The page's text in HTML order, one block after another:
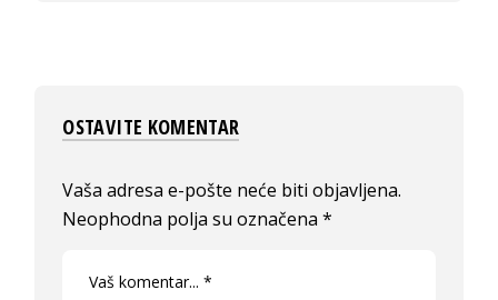
OSTAVITE KOMENTAR
Vaša adresa e-pošte neće biti objavljena.
Neophodna polja su označena*